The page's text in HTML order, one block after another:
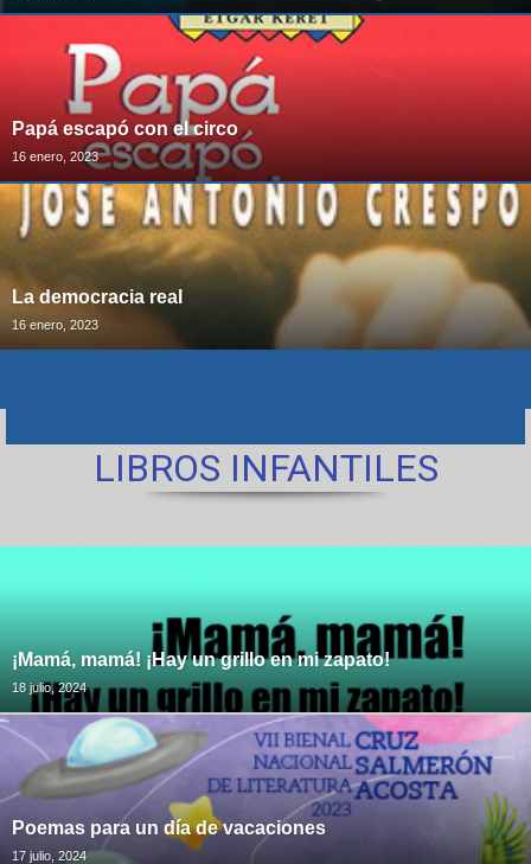
Papá escapó con el circo
16 enero, 2023
La democracia real
16 enero, 2023
LIBROS INFANTILES
¡Mamá, mamá! ¡Hay un grillo en mi zapato!
18 julio, 2024
Poemas para un día de vacaciones
17 julio, 2024